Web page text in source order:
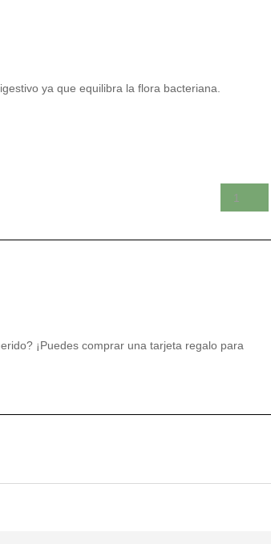
ya que equilibra la flora bacteriana.
¡Puedes comprar una tarjeta regalo para